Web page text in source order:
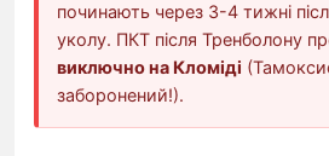
починають через 3-4 тижні
уколу. ПКТ після Тренболону
виключно на Кломіді
заборонений!).